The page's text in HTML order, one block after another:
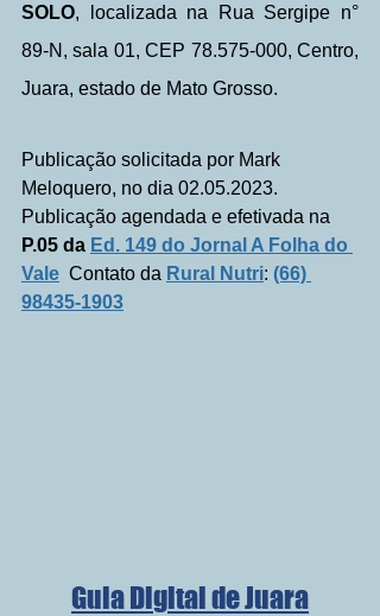
SOLO, localizada na Rua Sergipe n°
89-N, sala 01, CEP 78.575-000, Centro,
Juara, estado de Mato Grosso.
Publicação solicitada por Mark
Meloquero, no dia 02.05.2023.
Publicação agendada e efetivada na
P.05 da Ed. 149 do Jornal A Folha do
Vale Contato da Rural Nutri: (66)
98435-1903
Guia Digital de Juara